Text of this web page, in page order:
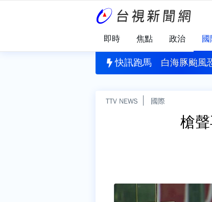
即時 焦點 政治
快訊跑馬
風」民眾驚呆！ 強風吹飛民宅屋頂「破一大洞」
白海豚颱風
TTV NEWS 國際
槍